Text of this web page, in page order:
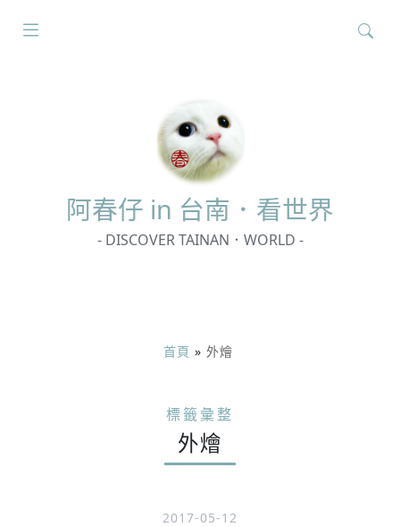
阿春仔 in 台南．看世界
- DISCOVER TAINAN．WORLD -
首頁 » 外燴
標籤彙整
外燴
2017-05-12